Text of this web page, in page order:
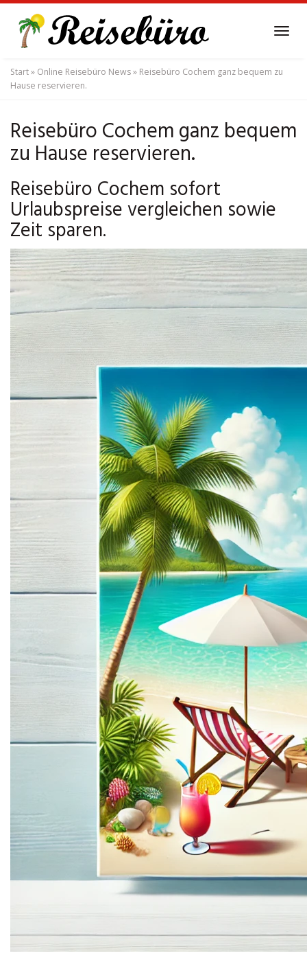
main
content
Start» Online Reisebüro News» Reisebüro Cochem ganz bequem zu
Hause reservieren.
Reisebüro Cochem ganz bequem
zu Hause reservieren.
Reisebüro Cochem sofort
Urlaubspreise vergleichen sowie
Zeit sparen.